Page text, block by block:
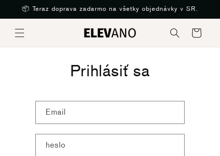
Preskočiť
na obsah
📦 Teraz doprava zadarmo na všetky objednávky v SR.
Košík
Prihlásiť sa
Email
heslo